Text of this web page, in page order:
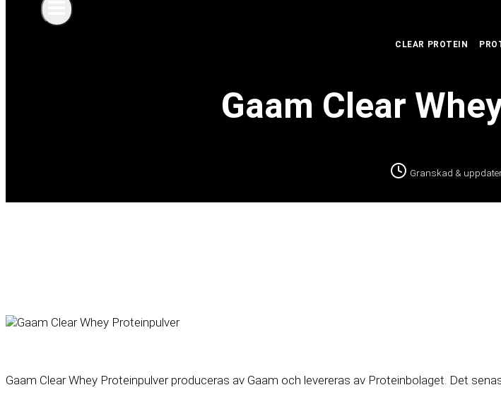
CLEAR PROTEIN
Gaam Clear
Granskad &
Gaam Clear Whey Proteinpulver produceras av Gaam och levereras av Proteinbolaget. Det